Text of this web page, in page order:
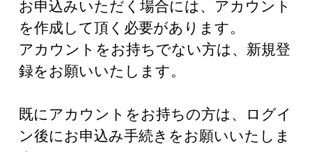
お申込みいただく場合には、アカウント
を作成して頂く必要があります。
アカウントをお持ちでない方は、新規登
録をお願いいたします。
既にアカウントをお持ちの方は、ログイ
ン後にお申込み手続きをお願いいたしま